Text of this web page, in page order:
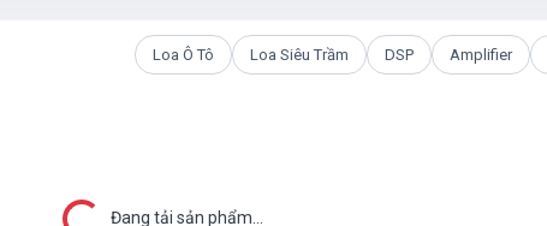
Loa Ô Tô Loa Siêu Trầm DSP Amplifier
Đang tải sản phẩm...